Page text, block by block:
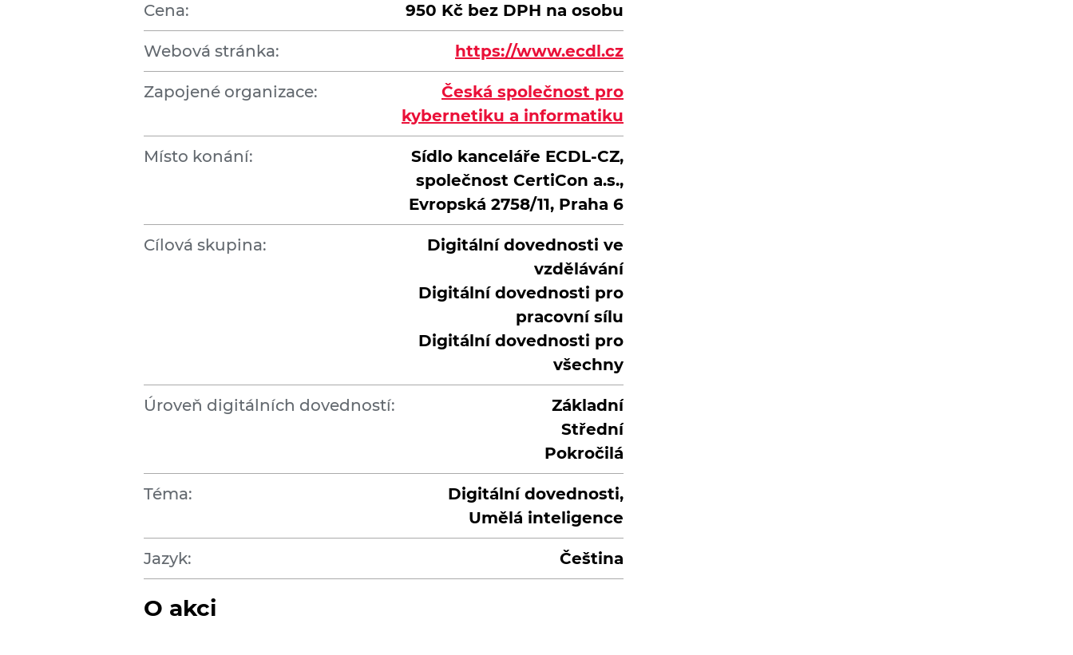
Cena: 950 Kč bez DPH na osobu
Webová stránka: https://www.ecdl.cz
Zapojené organizace:
Česká společnost pro
kybernetiku a informatiku
Místo konání:
Sídlo kanceláře ECDL-CZ,
společnost CertiCon a.s.,
Evropská 2758/11, Praha 6
Cílová skupina:
Digitální dovednosti ve
vzdělávání
Digitální dovednosti pro
pracovní sílu
Digitální dovednosti pro
všechny
Úroveň digitálních dovedností:
Základní
Střední
Pokročilá
Téma:
Digitální dovednosti,
Umělá inteligence
Jazyk: Čeština
O akci